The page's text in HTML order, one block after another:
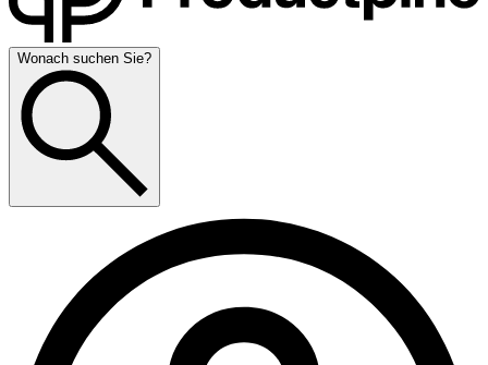
Wonach suchen Sie?